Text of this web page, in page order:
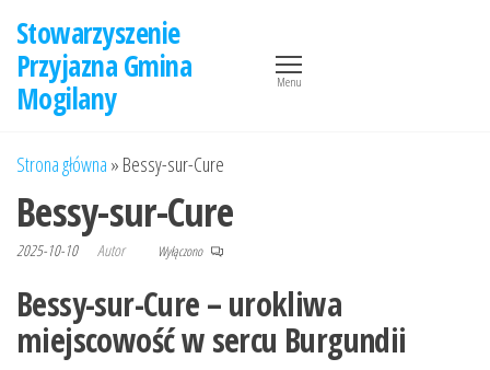
treści
Stowarzyszenie
Przyjazna Gmina
Mogilany
Menu
Strona główna » Bessy-sur-Cure
Bessy-sur-Cure
2025-10-10 Autor Wyłączono
Bessy-sur-Cure – urokliwa
miejscowość w sercu Burgundii